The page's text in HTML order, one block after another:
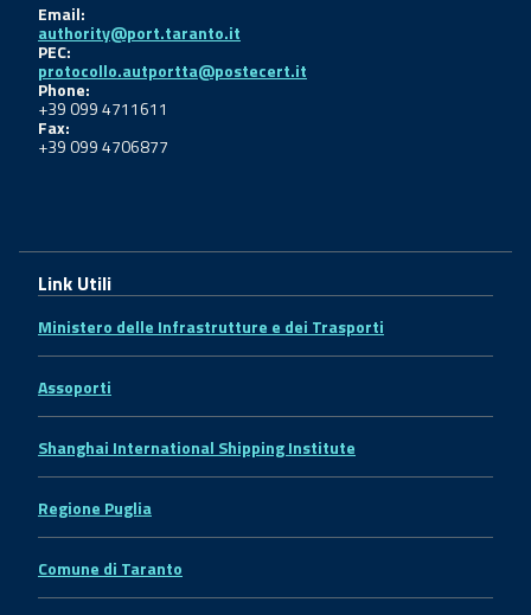
Email:
authority@port.taranto.it
PEC:
protocollo.autportta@postecert.it
Phone:
+39 099 4711611
Fax:
+39 099 4706877
Link Utili
Ministero delle Infrastrutture e dei Trasporti
Assoporti
Shanghai International Shipping Institute
Regione Puglia
Comune di Taranto